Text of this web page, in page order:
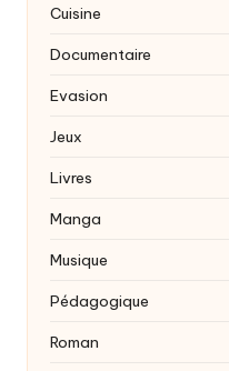
Cuisine
Documentaire
Evasion
Jeux
Livres
Manga
Musique
Pédagogique
Roman